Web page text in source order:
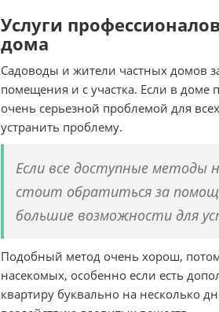
Услуги
дома
Садоводы и жители частных домов
помещения и с участка. Если в доме
очень серьезной проблемой для
устранить проблему.
Если все доступные методы
стоит обратиться за
большие возможности для
Подобный метод очень хорош,
насекомых, особенно если есть
квартиру буквально на несколько